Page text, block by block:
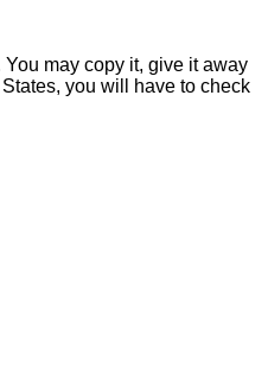
may copy it, give it away
you will have to check